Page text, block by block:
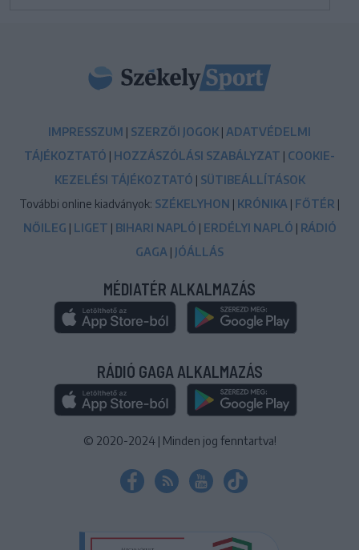
IMPRESSZUM | SZERZŐI JOGOK | ADATVÉDELMI
TÁJÉKOZTATÓ | HOZZÁSZÓLÁSI SZABÁLYZAT | COOKIE-
KEZELÉSI TÁJÉKOZTATÓ | SÜTIBEÁLLÍTÁSOK
További online kiadványok: SZÉKELYHON | KRÓNIKA | FŐTÉR |
NŐILEG | LIGET | BIHARI NAPLÓ | ERDÉLYI NAPLÓ | RÁDIÓ
GAGA | JÓÁLLÁS
MÉDIATÉR ALKALMAZÁS
RÁDIÓ GAGA ALKALMAZÁS
© 2020-2024 | Minden jog fenntartva!